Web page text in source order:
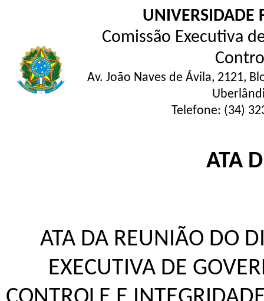
UNIVERSIDADE
Comissão Executiva
Av. João Naves de Ávila, 2121,
Telefone: (34)
ATA
ATA DA REUNIÃO DO
EXECUTIVA DE